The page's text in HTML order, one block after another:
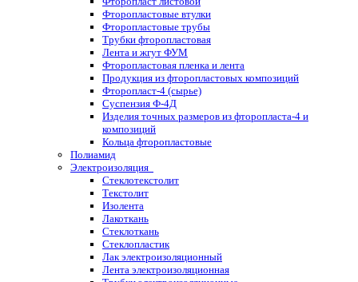
Фторопластовые втулки
Фторопластовые трубы
Трубки фторопластовая
Лента и жгут ФУМ
Фторопластовая пленка и лента
Продукция из фторопластовых композиций
Фторопласт-4 (сырье)
Суспензия Ф-4Д
Изделия точных размеров из фторопласта-4 и
композиций
Кольца фторопластовые
Полиамид
Электроизоляция
Стеклотекстолит
Текстолит
Изолента
Лакоткань
Стеклоткань
Стеклопластик
Лак электроизоляционный
Лента электроизоляционная